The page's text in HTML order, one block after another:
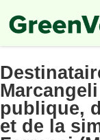
to
main
publique,
et de la